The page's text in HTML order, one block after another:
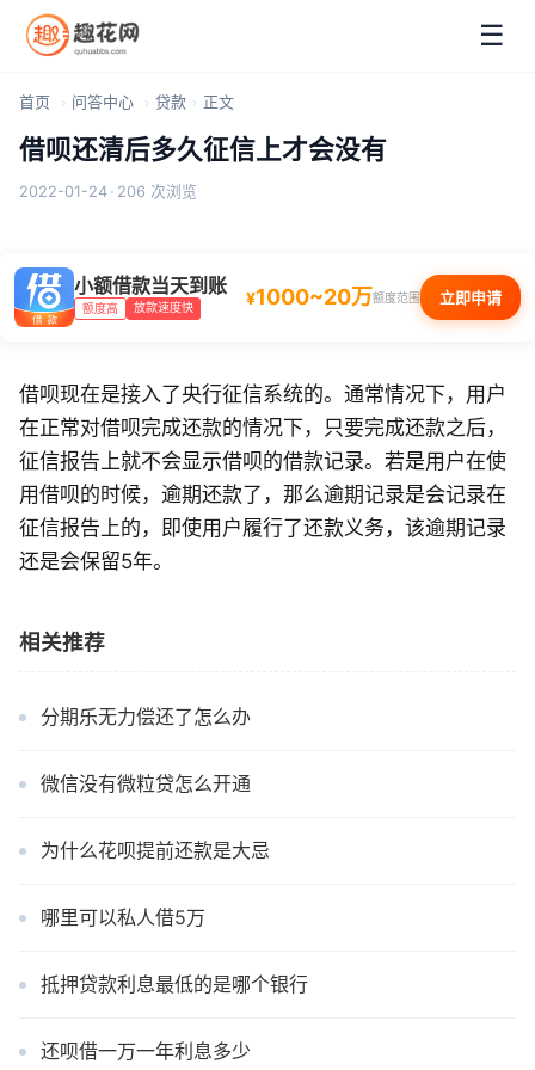
☰
首页 问答中心 贷款 正文
借呗还清后多久征信上才会没有
2022-01-24 · 206 次浏览
小额借款当天到账
额度高 放款速度快 ¥1000~20万额度范围 立即申请
借呗现在是接入了央行征信系统的。通常情况下，用户
在正常对借呗完成还款的情况下，只要完成还款之后，
征信报告上就不会显示借呗的借款记录。若是用户在使
用借呗的时候，逾期还款了，那么逾期记录是会记录在
征信报告上的，即使用户履行了还款义务，该逾期记录
还是会保留5年。
相关推荐
分期乐无力偿还了怎么办
微信没有微粒贷怎么开通
为什么花呗提前还款是大忌
哪里可以私人借5万
抵押贷款利息最低的是哪个银行
还呗借一万一年利息多少